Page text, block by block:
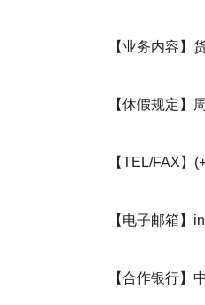
【业务内容】
【休假规定】
【TEL/FAX】
【电子邮箱】
【合作银行】